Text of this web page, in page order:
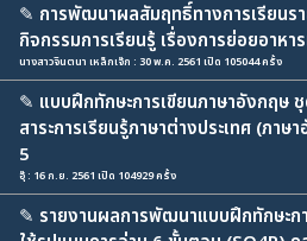
✎ การพัฒนาผลสัมฤทธิ์ทางการเรียนร
กิจกรรมการเรียนรู้ เรื่องการย่อยอาหา
นางสาวจินตนา เหล็กเจ๊ก : 30 พ.ค. 2561 เปิด 105044 ครั้ง
✎ แบบฝึกทักษะการเขียนภาษาอังกฤ
สาระการเรียนรู้ภาษาต่างประเทศ (ภา
5
อุ๊ : 16 ก.ย. 2561 เปิด 104929 ครั้ง
✎ รายงานผลการพัฒนาแบบฝึกทักษะก